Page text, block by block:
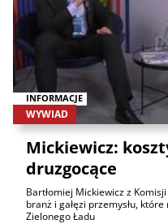
INFORMACJE
WYWIAD
Mickiewicz:
druzgocące
Bartłomiej Mickiewicz z
branż i gałęzi przemysłu,
Zielonego Ładu